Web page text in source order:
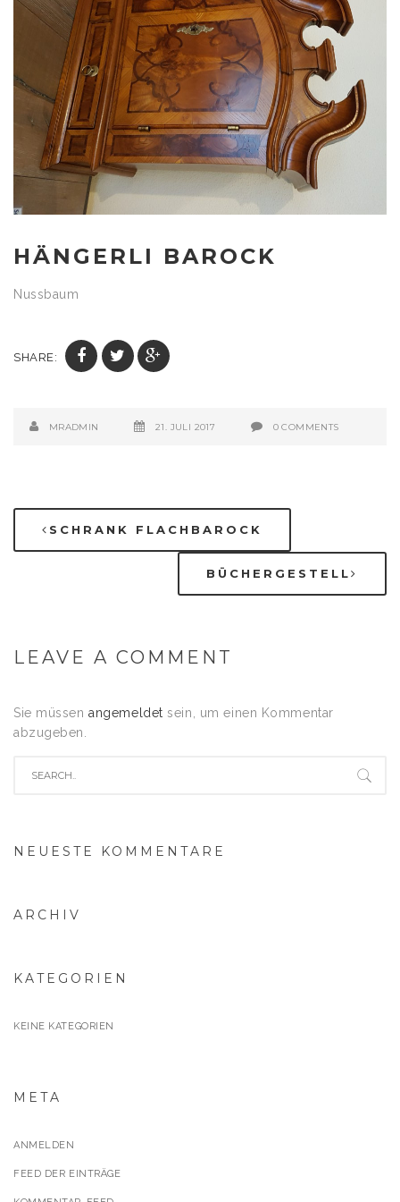
HÄNGERLI BAROCK
Nussbaum
SHARE:
MRADMIN 21. JULI 2017 0 COMMENTS
SCHRANK FLACHBAROCK
BÜCHERGESTELL
LEAVE A COMMENT
Sie müssenangemeldet sein, um einen Kommentar
abzugeben.
NEUESTE KOMMENTARE
ARCHIV
KATEGORIEN
KEINE KATEGORIEN
META
ANMELDEN
FEED DER EINTRÄGE